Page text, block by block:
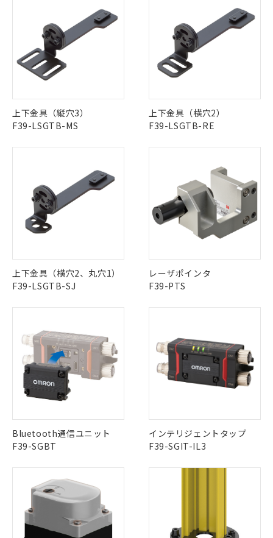
上下金具（縦穴3）
F39-LSGTB-MS
上下金具（横穴2）
F39-LSGTB-RE
上下金具（横穴2、丸穴1）
F39-LSGTB-SJ
レーザポインタ
F39-PTS
Bluetooth通信ユニット
F39-SGBT
インテリジェントタップ
F39-SGIT-IL3
用者の範囲」に記載されている法人を
指します。
※本証明書は発行日時点で非含有を証明す
るもので、過去に遡って非含有を証明する
ものではありません。
また、RoHS指令のフタル酸エステル類４
物質の対応では、対応完了までの期間は出
荷製品に未対応品が混在することから備考
既に当社にて対応品への在庫切替を完了
していることから、特段のことがない限
り、2022年1月12日より割愛しておりま